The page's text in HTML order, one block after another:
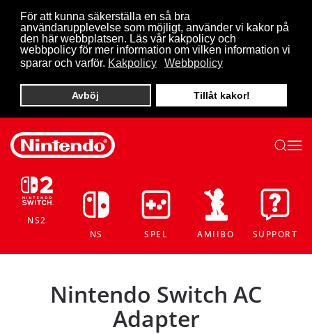
För att kunna säkerställa en så bra
användarupplevelse som möjligt, använder vi kakor på
den här webbplatsen. Läs vår kakpolicy och
webbpolicy för mer information om vilken information vi
sparar och varför. Kakpolicy Webbpolicy
Avböj Tillåt kakor!
Skip to main content
NS2
NS
SPEL AMIIBO SUPPORT
Nintendo Switch AC
Adapter